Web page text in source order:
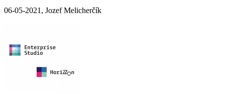
06-05-2021, Jozef Melicherčík